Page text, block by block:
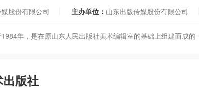
股份有限公司 主办单位： 山东出版传媒股份有限公司
年，是在原山东人民出版社美术编辑室的基础上组建而成的
出版社